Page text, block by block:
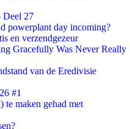
Deel 27
powerplant day incoming?
en verzendgezeur
Gracefully Was Never Really
van de Eredivisie
#1
maken gehad met